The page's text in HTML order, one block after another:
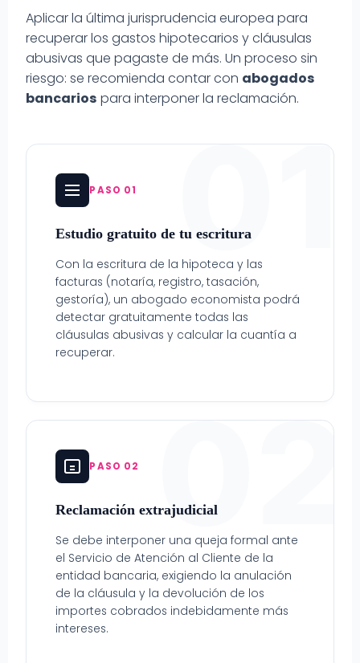
Aplicar la última jurisprudencia europea para
recuperar los gastos hipotecarios y cláusulas
abusivas que pagaste de más. Un proceso sin
riesgo: se recomienda contar con abogados
bancarios para interponer la reclamación.
01
PASO 01
Estudio gratuito de tu escritura
Con la escritura de la hipoteca y las
facturas (notaría, registro, tasación,
gestoría), un abogado economista podrá
detectar gratuitamente todas las
cláusulas abusivas y calcular la cuantía a
recuperar.
02
PASO 02
Reclamación extrajudicial
Se debe interponer una queja formal ante
el Servicio de Atención al Cliente de la
entidad bancaria, exigiendo la anulación
de la cláusula y la devolución de los
importes cobrados indebidamente más
intereses.